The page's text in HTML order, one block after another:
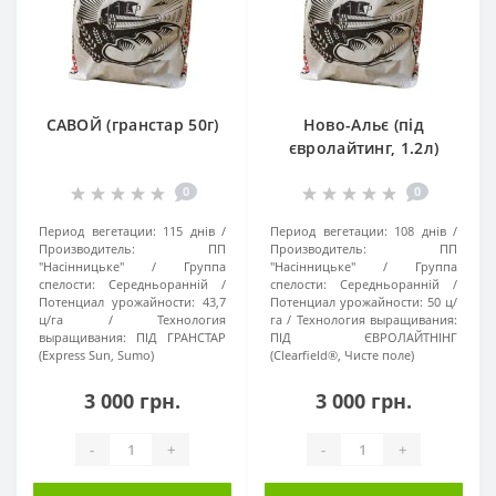
імідазолінової групи та групи сульфонілсечовини,
що у свою чергу спрощує обробку посівів та
знижує собівартість вирощування культури;
Стійкість до сильних посух, завдяки чому
спекотному та посушливому кліматі;
Високий потенціал урожайності до 60 ц/га, що у
врожайність більшості інших сортів та гібридів
соняшника.
Слід зазначити, що насіння «ЮаАгролідер» забезпечує
стабільно високу врожайність навіть у складних
умовах. Головне - слідувати основним рекомендаціям
виробника при посіві культури, а також при догляді за
нею.
Які фактори
впливають на
САВОЙ (гранстар 50г)
0
Период вегетации: 115 днів
Производитель:
ПП
"Насінницьке"
Группа
спелости:
Середньоранній
Потенциал урожайности: 43,7
ц/га
Технология
выращивания:
ПІД ГРАНСТАР
(Express Sun, Sumo)
3 000 грн.
- +
Ново-Альє (під
євролайтинг, 1.2л)
0
Период вегетации: 108 днів
Производитель:
ПП
"Насінницьке"
Группа
спелости:
Середньоранній
Потенциал урожайности: 50 ц/
га
Технология выращивания:
ПІД ЄВРОЛАЙТНІНГ
(Clearfield®, Чисте поле)
3 000 грн.
- +